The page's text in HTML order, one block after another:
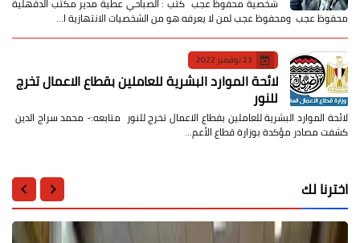
محفوظ عجب ومحفوظ عجب لمن لا يعرفه هو من الشخصيات الانتهازية ا…
23 نوفمبر 2022
لائحة الموارد البشرية للعاملين بقطاع الاعمال تخرج
للنور
لائحة الموارد البشرية للعاملين بقطاع الاعمال تخرج للنور متابعه:- محمد سراج الدين
كشفت مصادر مؤكدة بوزارة قطاع الأعم…
اخترنا لك